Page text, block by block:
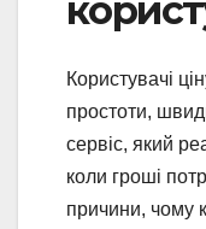
Користувачі
простоти,
сервіс, який
коли гроші
причини, чому